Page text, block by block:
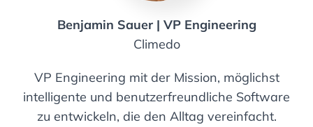
Benjamin Sauer | VP Engineering
Climedo
VP Engineering mit der Mission, möglichst
intelligente und benutzerfreundliche Software
zu entwickeln, die den Alltag vereinfacht.